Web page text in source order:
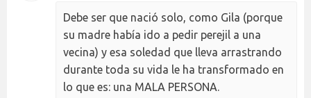
Debe ser que nació solo, como Gila (porque
su madre había ido a pedir perejil a una
vecina) y esa soledad que lleva arrastrando
durante toda su vida le ha transformado en
lo que es: una MALA PERSONA.